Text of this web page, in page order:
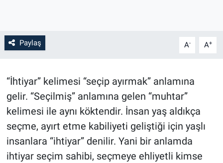
Paylaş A- A+
“İhtiyar” kelimesi “seçip ayırmak” anlamına
gelir. “Seçilmiş” anlamına gelen “muhtar”
kelimesi ile aynı köktendir. İnsan yaş aldıkça
seçme, ayırt etme kabiliyeti geliştiği için yaşlı
insanlara “ihtiyar” denilir. Yani bir anlamda
ihtiyar seçim sahibi, seçmeye ehliyetli kimse